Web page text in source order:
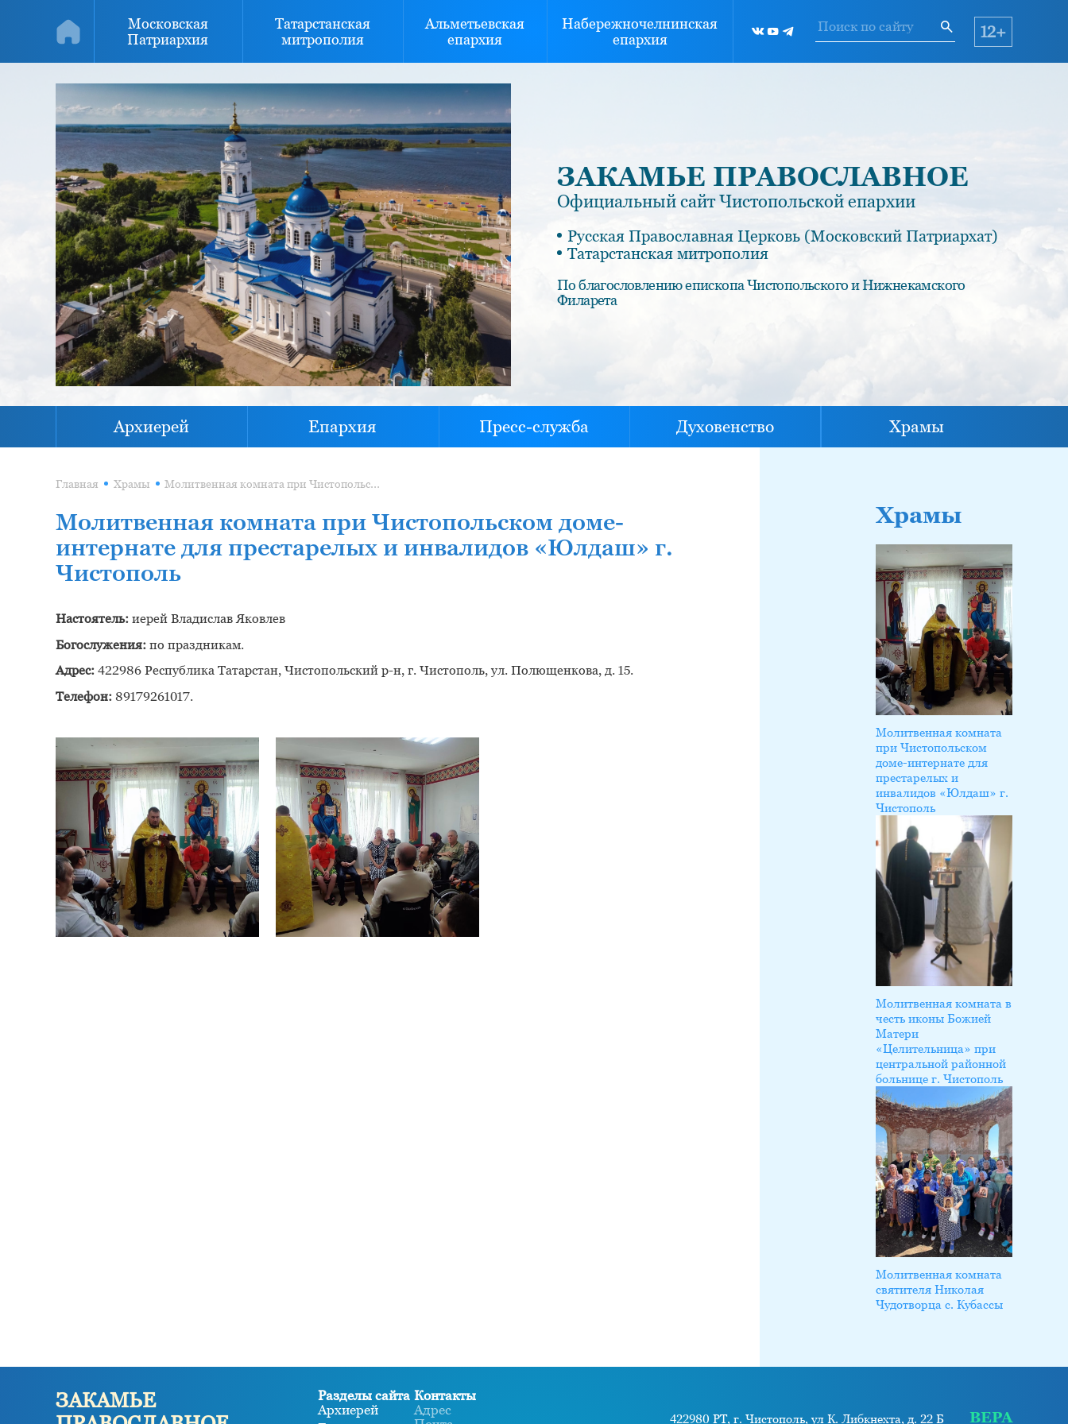
Московская
Патриархия
Татарстанская
митрополия
Альметьевская
епархия
Набережночелнинская
епархия
12+
ЗАКАМЬЕ ПРАВОСЛАВНОЕ
Официальный сайт Чистопольской епархии
Русская Православная Церковь (Московский Патриархат)
Татарстанская митрополия
По благословлению епископа Чистопольского и Нижнекамского
Филарета
Архиерей Епархия Пресс-служба Духовенство Храмы
Главная Храмы Молитвенная комната при Чистопольском доме-интернате для престарелых и инвалидов «Юлдаш» г. Чистополь
Молитвенная комната при Чистопольском доме-
интернате для престарелых и инвалидов «Юлдаш» г.
Чистополь
Настоятель:иерей Владислав Яковлев
Богослужения:по праздникам.
Адрес:422986 Республика Татарстан, Чистопольский р-н, г. Чистополь, ул. Полющенкова, д. 15.
Телефон:89179261017.
Храмы
Молитвенная комната
при Чистопольском
доме-интернате для
престарелых и
инвалидов «Юлдаш» г.
Чистополь
Молитвенная комната в
честь иконы Божией
Матери
«Целительница» при
центральной районной
больнице г. Чистополь
Молитвенная комната
святителя Николая
Чудотворца с. Кубассы
ЗАКАМЬЕ
Разделы сайта
Архиерей
Контакты
Адрес
422980 РТ, г. Чистополь, ул К. Либкнехта, д. 22 Б ВЕРА